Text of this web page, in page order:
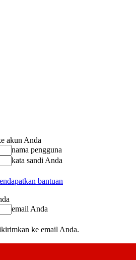
akun Anda
nama pengguna
kata sandi Anda
bantuan
email Anda
ke email Anda.